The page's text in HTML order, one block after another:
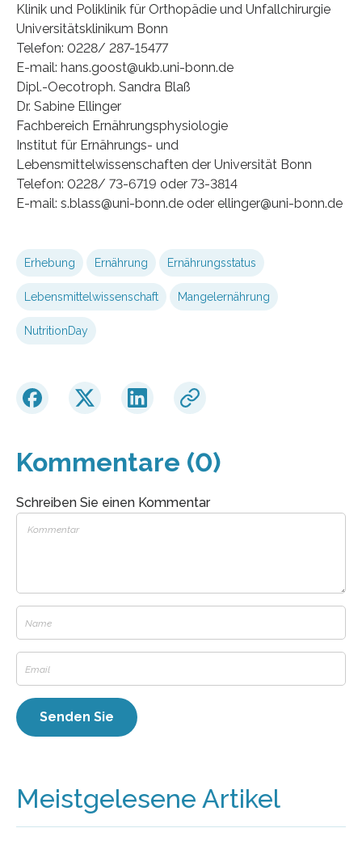
Klinik und Poliklinik für Orthopädie und Unfallchirurgie
Universitätsklinikum Bonn
Telefon: 0228/ 287-15477
E-mail: hans.goost@ukb.uni-bonn.de
Dipl.-Oecotroph. Sandra Blaß
Dr. Sabine Ellinger
Fachbereich Ernährungsphysiologie
Institut für Ernährungs- und
Lebensmittelwissenschaften der Universität Bonn
Telefon: 0228/ 73-6719 oder 73-3814
E-mail: s.blass@uni-bonn.de oder ellinger@uni-bonn.de
Erhebung Ernährung Ernährungsstatus
Lebensmittelwissenschaft Mangelernährung
NutritionDay
Kommentare (0)
Schreiben Sie einen Kommentar
Meistgelesene Artikel